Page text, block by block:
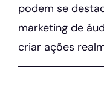
podem se
marketing de
criar ações